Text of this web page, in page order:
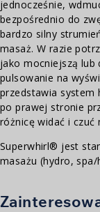
jednocześnie,
bezpośrednio do
bardzo silny
masaż. W razie
jako mocniejszą lub
pulsowanie na
przedstawia system
po prawej stronie
różnicę widać i czuć
Superwhirl® jest
masażu (hydro, spa/